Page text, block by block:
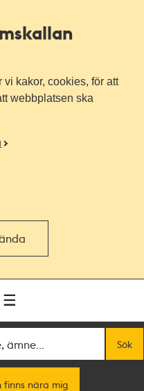
kakor, cookies, för att
webbplatsen ska
Sök
finns nära mig